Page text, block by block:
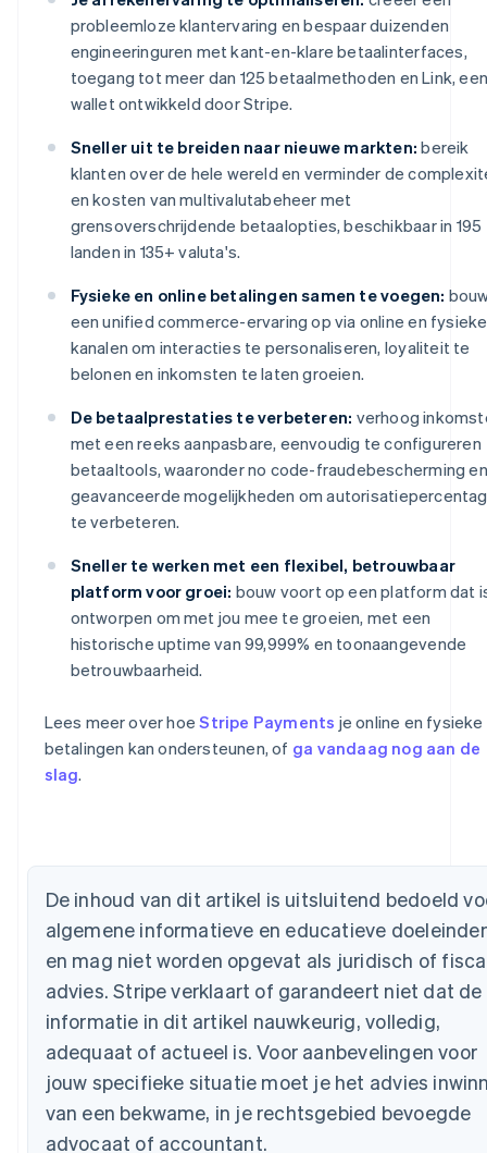
probleemloze klantervaring en bespaar duizenden
engineeringuren met kant-en-klare betaalinterfaces,
toegang tot meer dan 125 betaalmethoden en Link, een
wallet ontwikkeld door Stripe.
Sneller uit te breiden naar nieuwe markten: bereik
klanten over de hele wereld en verminder de
en kosten van multivalutabeheer met
grensoverschrijdende betaalopties, beschikbaar in 195
landen in 135+ valuta's.
Fysieke en online betalingen samen te voegen:
een unified commerce-ervaring op via online en fysieke
kanalen om interacties te personaliseren, loyaliteit te
belonen en inkomsten te laten groeien.
De betaalprestaties te verbeteren: verhoog
met een reeks aanpasbare, eenvoudig te configureren
betaaltools, waaronder no code-fraudebescherming en
geavanceerde mogelijkheden om
te verbeteren.
Sneller te werken met een flexibel, betrouwbaar
platform voor groei: bouw voort op een platform dat
ontworpen om met jou mee te groeien, met een
historische uptime van 99,999% en toonaangevende
betrouwbaarheid.
Lees meer over hoeStripe Payments je online en fysieke
betalingen kan ondersteunen, of ga vandaag nog aan de
slag.
De inhoud van dit artikel is uitsluitend bedoeld
algemene informatieve en educatieve
en mag niet worden opgevat als juridisch of
advies. Stripe verklaart of garandeert niet dat de
informatie in dit artikel nauwkeurig, volledig,
adequaat of actueel is. Voor aanbevelingen voor
jouw specifieke situatie moet je het advies
van een bekwame, in je rechtsgebied bevoegde
advocaat of accountant.
Australië
België
NederlandsFrançaisDeutschEnglish
PortuguêsEnglish
Bulgarije
English
Canada
EnglishFrançais
Cyprus
Denemarken
English